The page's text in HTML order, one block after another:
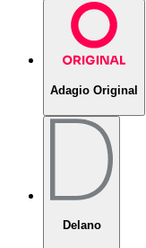
Adagio Original
Delano